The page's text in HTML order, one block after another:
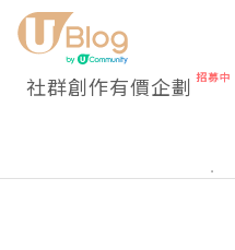
社群創作有價企劃